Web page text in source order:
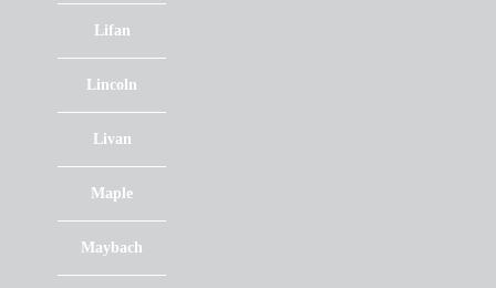
Lifan
Lincoln
Livan
Maple
Maybach